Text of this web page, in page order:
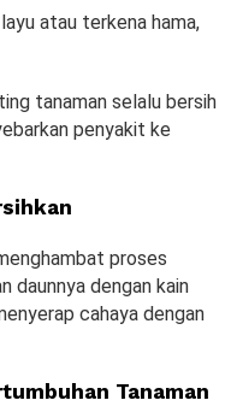
atau terkena hama,
tanaman selalu bersih
penyakit ke
proses
daunnya dengan kain
cahaya dengan
Tanaman